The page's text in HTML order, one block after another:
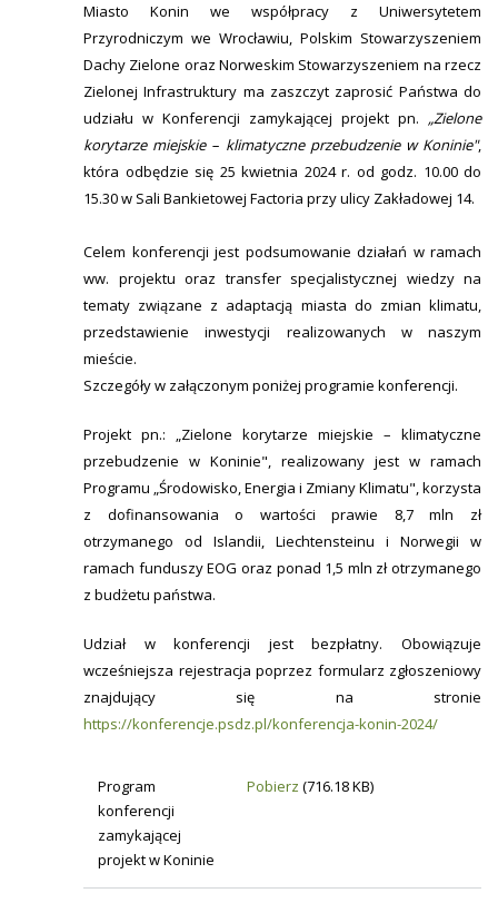
Miasto Konin we współpracy z Uniwersytetem
Przyrodniczym we Wrocławiu, Polskim Stowarzyszeniem
Dachy Zielone oraz Norweskim Stowarzyszeniem na rzecz
Zielonej Infrastruktury ma zaszczyt zaprosić Państwa do
udziału w Konferencji zamykającej projekt pn. „Zielone
korytarze miejskie – klimatyczne przebudzenie w Koninie",
która odbędzie się 25 kwietnia 2024 r. od godz. 10.00 do
15.30 w Sali Bankietowej Factoria przy ulicy Zakładowej 14.
Celem konferencji jest podsumowanie działań w ramach
ww. projektu oraz transfer specjalistycznej wiedzy na
tematy związane z adaptacją miasta do zmian klimatu,
przedstawienie inwestycji realizowanych w naszym
mieście.
Szczegóły w załączonym poniżej programie konferencji.
Projekt pn.: „Zielone korytarze miejskie – klimatyczne
przebudzenie w Koninie", realizowany jest w ramach
Programu „Środowisko, Energia i Zmiany Klimatu", korzysta
z dofinansowania o wartości prawie 8,7 mln zł
otrzymanego od Islandii, Liechtensteinu i Norwegii w
ramach funduszy EOG oraz ponad 1,5 mln zł otrzymanego
z budżetu państwa.
Udział w konferencji jest bezpłatny. Obowiązuje
wcześniejsza rejestracja poprzez formularz zgłoszeniowy
znajdujący się na stronie
https://konferencje.psdz.pl/konferencja-konin-2024/
Program
konferencji
zamykającej
projekt w Koninie
Pobierz (716.18 KB)